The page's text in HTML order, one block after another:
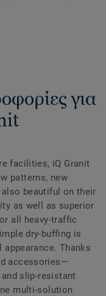
για
facilities, iQ Granit
patterns, new
beautiful on their
as well as superior
all heavy-traffic
dry-buffing is
Thanks
accessories—
slip-resistant
multi-solution